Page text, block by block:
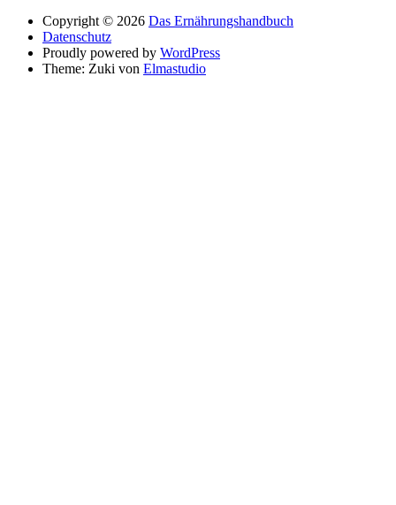
Copyright © 2026 Das Ernährungshandbuch
Datenschutz
Proudly powered by WordPress
Theme: Zuki von Elmastudio